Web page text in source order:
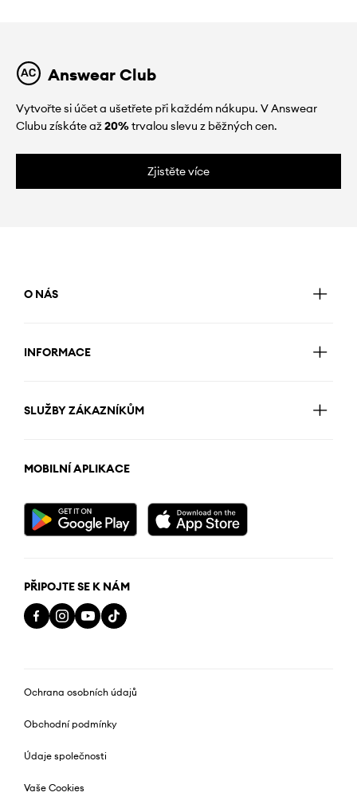
Answear Club
Vytvořte si účet a ušetřete při každém nákupu. V Answear
Clubu získáte až20%trvalou slevu z běžných cen.
Zjistěte více
O NÁS
INFORMACE
SLUŽBY ZÁKAZNÍKŮM
MOBILNÍ APLIKACE
PŘIPOJTE SE K NÁM
Ochrana osobních údajů
Obchodní podmínky
Údaje společnosti
Vaše Cookies